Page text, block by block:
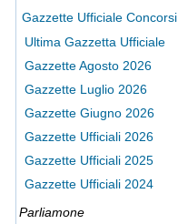
Gazzette Ufficiale Concorsi
Ultima Gazzetta Ufficiale
Gazzette Agosto 2026
Gazzette Luglio 2026
Gazzette Giugno 2026
Gazzette Ufficiali 2026
Gazzette Ufficiali 2025
Gazzette Ufficiali 2024
Parliamone